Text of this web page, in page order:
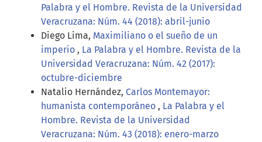
Palabra y el Hombre. Revista de la Universidad
Veracruzana: Núm. 44 (2018): abril-junio
Diego Lima, Maximiliano o el sueño de un
imperio , La Palabra y el Hombre. Revista de la
Universidad Veracruzana: Núm. 42 (2017):
octubre-diciembre
Natalio Hernández, Carlos Montemayor:
humanista contemporáneo , La Palabra y el
Hombre. Revista de la Universidad
Veracruzana: Núm. 43 (2018): enero-marzo